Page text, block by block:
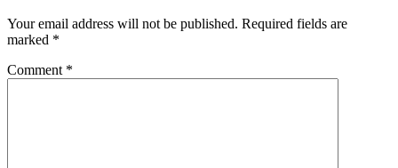
Your email address will not be published. Required fields are
marked *
Comment *